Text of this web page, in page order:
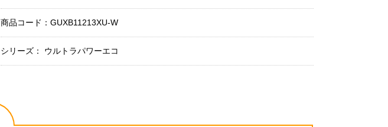
商品コード： GUXB11213XU-W
シリーズ： ウルトラパワーエコ